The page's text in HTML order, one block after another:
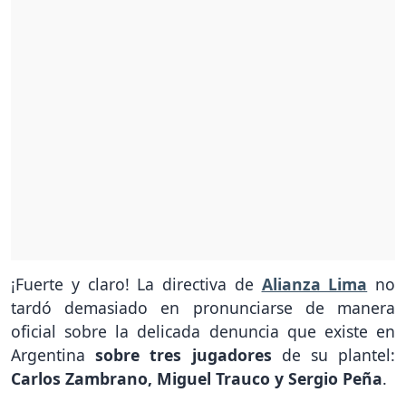
¡Fuerte y claro! La directiva de Alianza Lima no
tardó demasiado en pronunciarse de manera
oficial sobre la delicada denuncia que existe en
Argentinasobre tres jugadores de su plantel:
Carlos Zambrano, Miguel Trauco y Sergio Peña.